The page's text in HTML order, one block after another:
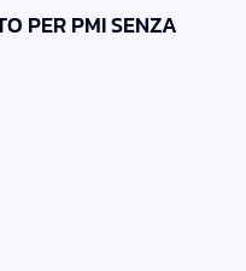
PER PMI SENZA